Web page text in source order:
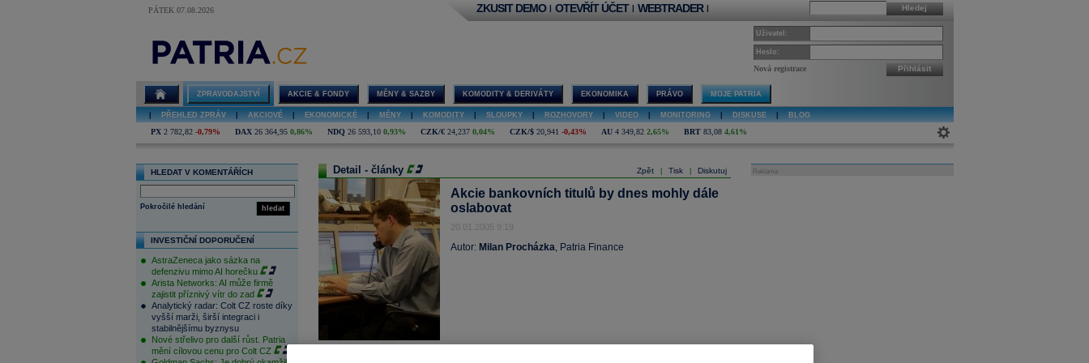
PÁTEK 07.08.2026 Hledej
ZKUSIT DEMO | OTEVŘÍT ÚČET | WEBTRADER |
Uživatel:
Heslo:
Nová registrace Přihlásit
ZPRAVODAJSTVÍ AKCIE & FONDY MĚNY & SAZBY KOMODITY & DERIVÁTY EKONOMIKA PRÁVO MOJE PATRIA
PŘEHLED ZPRÁV AKCIOVÉ EKONOMICKÉ MĚNY KOMODITY SLOUPKY ROZHOVORY VIDEO MONITORING DISKUSE BLOG
PX 2 782,82 -0,79% DAX 26 364,95 0,86% NDQ 26 593,10 0,93% CZK/€ 24,237 0,04% CZK/$ 20,941 -0,43% AU 4 349,82 2,65% BRT 83,08 4,61%
HLEDAT V KOMENTÁŘÍCH
hledat
Pokročilé hledání
INVESTIČNÍ DOPORUČENÍ
AstraZeneca jako sázka na
defenzivu mimo AI horečku
Arista Networks: AI může firmě
zajistit příznivý vítr do zad
Analytický radar: Colt CZ roste díky
vyšší marži, širší integraci i
stabilnějšímu byznysu
Nové střelivo pro další růst. Patria
mění cílovou cenu pro Colt CZ
Zpět Tisk Diskutuj
Detail - články
Akcie bankovních titulů by dnes mohly dále
oslabovat
20.01.2005 9:19
Autor: Milan Procházka, Patria Finance
Reklama